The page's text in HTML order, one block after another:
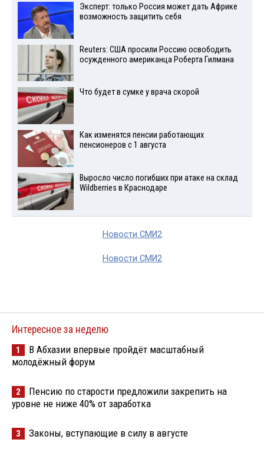
Эксперт: только Россия может дать Африке
возможность защитить себя
Reuters: США просили Россию освободить
осужденного американца Роберта Гилмана
Что будет в сумке у врача скорой
Как изменятся пенсии работающих
пенсионеров с 1 августа
Выросло число погибших при атаке на склад
Wildberries в Краснодаре
Новости СМИ2
Новости СМИ2
Интересное за неделю
1
В Абхазии впервые пройдёт масштабный
молодёжный форум
2
Пенсию по старости предложили закрепить на
уровне не ниже 40% от заработка
3 Законы, вступающие в силу в августе